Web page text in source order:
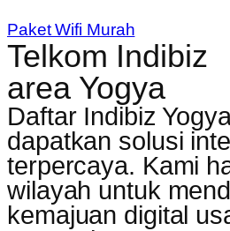
Paket Wifi Murah
Telkom Indibiz
area Yogya
Daftar Indibiz
dapatkan solusi
terpercaya. Kami
wilayah untuk
kemajuan digital